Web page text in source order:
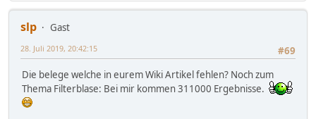
slp
Gast
#69
28. Juli 2019, 20:42:15
Die belege welche in eurem Wiki Artikel fehlen? Noch zum
Thema Filterblase: Bei mir kommen 311000 Ergebnisse.